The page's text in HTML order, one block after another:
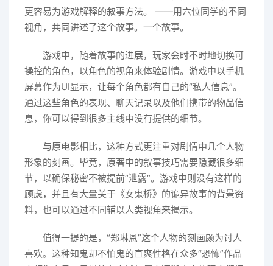
更容易为游戏解释的叙事方法。 ——用六位同学的不同
视角，共同讲述了这个故事。一个故事。
游戏中，随着故事的进展，玩家会时不时地切换可
操控的角色，以角色的视角来体验剧情。游戏中以手机
屏幕作为UI显示，让每个角色都有自己的“私人信息”。
通过这些角色的表现、聊天记录以及他们携带的物品信
息，你可以得到很多主线中没有提供的细节。
与原电影相比，这种方式更注重对剧情中几个人物
形象的刻画。毕竟，原著中的叙事技巧需要隐藏很多细
节，以确保秘密不被提前“泄露”。游戏中则没有这样的
顾虑，并且有大量关于《女鬼桥》的诡异故事的背景资
料，也可以通过不同辅以人类视角来揭示。
值得一提的是，“郑琳恩”这个人物的刻画颇为讨人
喜欢。这种知鬼却不怕鬼的直爽性格在众多“恐怖”作品